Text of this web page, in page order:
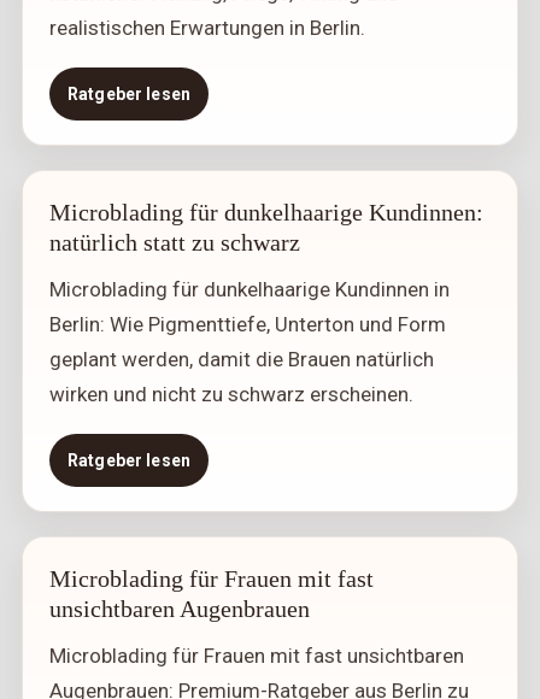
realistischen Erwartungen in Berlin.
Ratgeber lesen
Microblading für dunkelhaarige Kundinnen:
natürlich statt zu schwarz
Microblading für dunkelhaarige Kundinnen in
Berlin: Wie Pigmenttiefe, Unterton und Form
geplant werden, damit die Brauen natürlich
wirken und nicht zu schwarz erscheinen.
Ratgeber lesen
Microblading für Frauen mit fast
unsichtbaren Augenbrauen
Microblading für Frauen mit fast unsichtbaren
Augenbrauen: Premium-Ratgeber aus Berlin zu